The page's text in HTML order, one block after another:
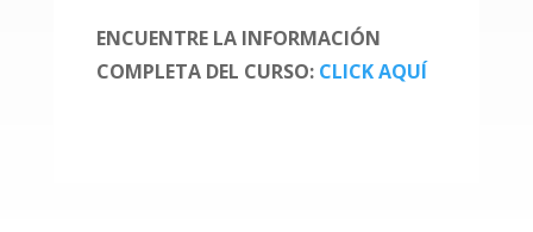
ENCUENTRE LA INFORMACIÓN
COMPLETA DEL CURSO: CLICK AQUÍ